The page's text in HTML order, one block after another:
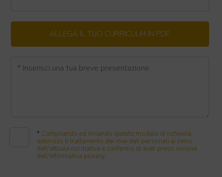
ALLEGA IL TUO CURRICULM IN PDF
* Inserisci una tua breve presentazione
* Compilando ed inviando questo modulo di richiesta,
autorizzo il trattamento dei miei dati personali ai sensi
dell'attuale normativa e confermo di aver preso visione
dell'informativa privacy.